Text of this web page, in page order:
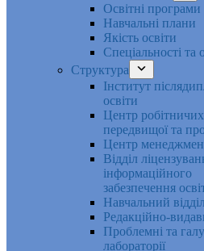
Освітні програми
Навчальні плани
Якість освіти
Спеціальності
Структура
Інститут
освіти
Центр
передвищої та
Центр
Відділ
інформаційного
забезпечення
Навчальний відділ
Редакційно-
Проблемні та
лабораторії